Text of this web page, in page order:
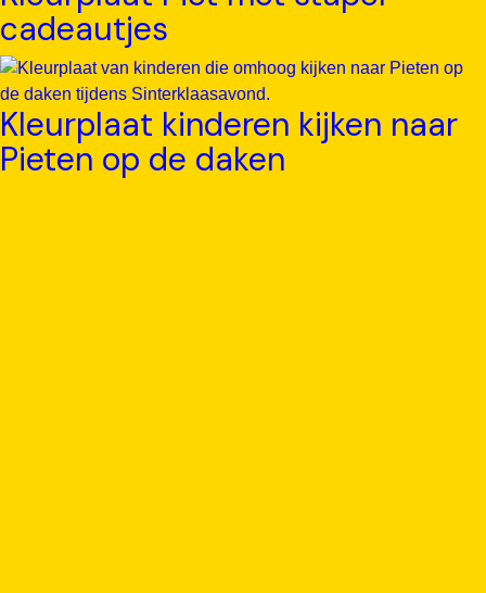
cadeautjes
Kleurplaat kinderen kijken naar
Pieten op de daken